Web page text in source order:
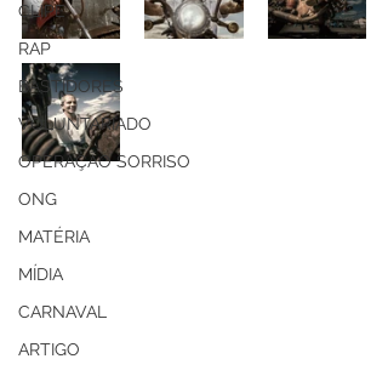
CLIPE
RAP
BASTIDORES
VOLUNTARIADO
OPERAÇÃO SORRISO
ONG
MATÉRIA
MÍDIA
CARNAVAL
ARTIGO